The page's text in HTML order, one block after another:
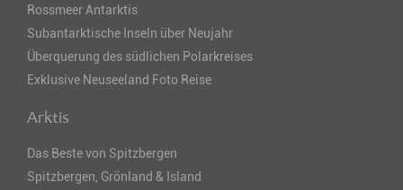
Rossmeer Antarktis
Subantarktische Inseln über Neujahr
Überquerung des südlichen Polarkreises
Exklusive Neuseeland Foto Reise
Arktis
Das Beste von Spitzbergen
Spitzbergen, Grönland & Island